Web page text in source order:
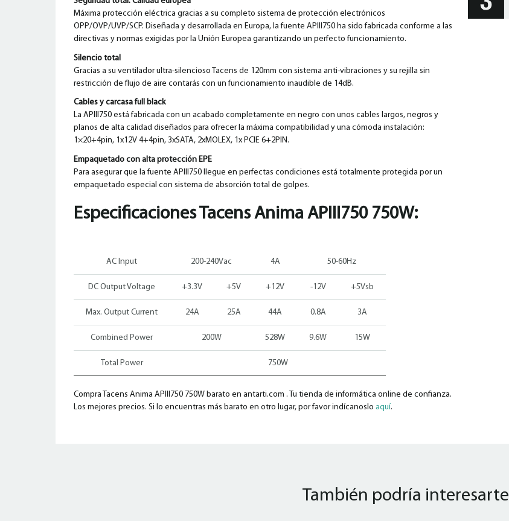
Máxima protección eléctrica gracias a su completo sistema de protección electrónicos
OPP/OVP/UVP/SCP. Diseñada y desarrollada en Europa, la fuente APIII750 ha sido fabricada conforme a las
directivas y normas exigidas por la Unión Europea garantizando un perfecto funcionamiento.
Silencio total
Gracias a su ventilador ultra-silencioso Tacens de 120mm con sistema anti-vibraciones y su rejilla sin
restricción de flujo de aire contarás con un funcionamiento inaudible de 14dB.
Cables y carcasa full black
La APIII750 está fabricada con un acabado completamente en negro con unos cables largos, negros y
planos de alta calidad diseñados para ofrecer la máxima compatibilidad y una cómoda instalación:
1×20+4pin, 1x12V 4+4pin, 3xSATA, 2xMOLEX, 1x PCIE 6+2PIN.
Empaquetado con alta protección EPE
Para asegurar que la fuente APIII750 llegue en perfectas condiciones está totalmente protegida por un
empaquetado especial con sistema de absorción total de golpes.
EspecificacionesTacens Anima APIII750 750W:
AC Input 200-240Vac 4A 50-60Hz
DC Output Voltage +3.3V +5V +12V -12V +5Vsb
Max. Output Current 24A 25A 44A 0.8A 3A
Combined Power 200W 528W 9.6W 15W
Total Power 750W
Compra Tacens Anima APIII750 750W barato en antarti.com . Tu tienda de informática online de confianza.
Los mejores precios. Si lo encuentras más barato en otro lugar, por favor indícanoslo aquí.
También podría interesarte